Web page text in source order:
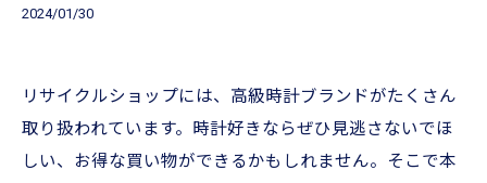
2024/01/30
リサイクルショップには、高級時計ブランドがたくさん
取り扱われています。時計好きならぜひ見逃さないでほ
しい、お得な買い物ができるかもしれません。そこで本